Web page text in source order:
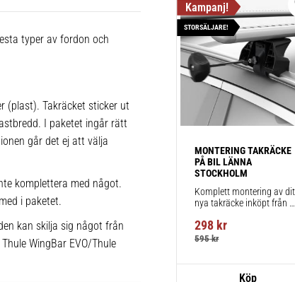
typer av fordon och
(plast). Takräcket sticker ut
I paketet ingår rätt
går det ej att välja
komplettera med något.
i paketet.
kan skilja sig något från
WingBar EVO/Thule
Thule
1 st
Thule
Klassiska
svart
1 st
Thule
pack –
MONTERING TAKRÄCKE
PÅ BIL LÄNNA
STOCKHOLM
Komplett montering av
nya takräcke inköpt från
montering på din bil.
298 kr
595kr
STORSÄLJARE!